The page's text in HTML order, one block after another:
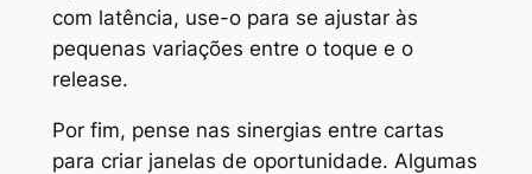
com latência, use-o para se ajustar às
pequenas variações entre o toque e o
release.
Por fim, pense nas sinergias entre cartas
para criar janelas de oportunidade. Algumas